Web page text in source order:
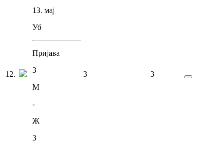
12.
13. мај
Уб
Пријава
3
М
-
Ж
3
3 3